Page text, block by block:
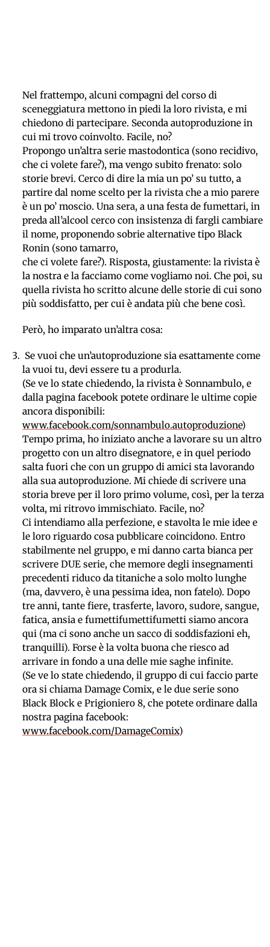
Nel frattempo, alcuni compagni del corso di
sceneggiatura mettono in piedi la loro rivista, e mi
chiedono di partecipare. Seconda autoproduzione in
cui mi trovo coinvolto. Facile, no?
Propongo un’altra serie mastodontica (sono recidivo,
che ci volete fare?), ma vengo subito frenato: solo
storie brevi. Cerco di dire la mia un po’ su tutto, a
partire dal nome scelto per la rivista che a mio parere
è un po’ moscio. Una sera, a una festa de fumettari, in
preda all’alcool cerco con insistenza di fargli cambiare
il nome, proponendo sobrie alternative tipo Black
Ronin (sono tamarro,
che ci volete fare?). Risposta, giustamente: la rivista è
la nostra e la facciamo come vogliamo noi. Che poi, su
quella rivista ho scritto alcune delle storie di cui sono
più soddisfatto, per cui è andata più che bene così.
Però, ho imparato un’altra cosa:
Se vuoi che un’autoproduzione sia esattamente come
la vuoi tu, devi essere tu a produrla.
(Se ve lo state chiedendo, la rivista è Sonnambulo, e
dalla pagina facebook potete ordinare le ultime copie
ancora disponibili:
www.facebook.com/sonnambulo.autoproduzione)
Tempo prima, ho iniziato anche a lavorare su un altro
progetto con un altro disegnatore, e in quel periodo
salta fuori che con un gruppo di amici sta lavorando
alla sua autoproduzione. Mi chiede di scrivere una
storia breve per il loro primo volume, così, per la terza
volta, mi ritrovo immischiato. Facile, no?
Ci intendiamo alla perfezione, e stavolta le mie idee e
le loro riguardo cosa pubblicare coincidono. Entro
stabilmente nel gruppo, e mi danno carta bianca per
scrivere DUE serie, che memore degli insegnamenti
precedenti riduco da titaniche a solo molto lunghe
(ma, davvero, è una pessima idea, non fatelo). Dopo
tre anni, tante fiere, trasferte, lavoro, sudore, sangue,
fatica, ansia e fumettifumettifumetti siamo ancora
qui (ma ci sono anche un sacco di soddisfazioni eh,
tranquilli). Forse è la volta buona che riesco ad
arrivare in fondo a una delle mie saghe infinite.
(Se ve lo state chiedendo, il gruppo di cui faccio parte
ora si chiama Damage Comix, e le due serie sono
Black Block e Prigioniero 8, che potete ordinare dalla
nostra pagina facebook:
www.facebook.com/DamageComix)